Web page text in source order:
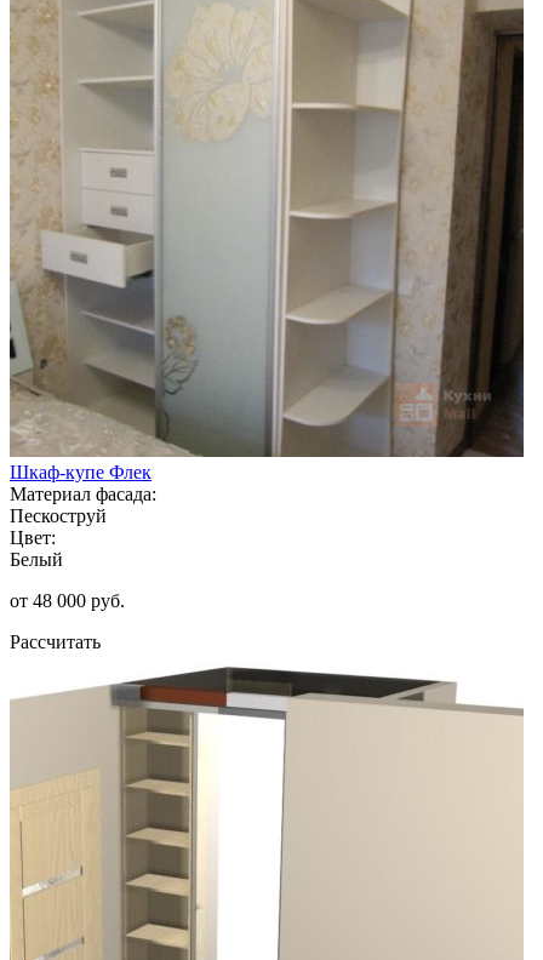
Шкаф-купе Флек
Материал фасада:
Пескоструй
Цвет:
Белый
от 48 000 руб.
Рассчитать